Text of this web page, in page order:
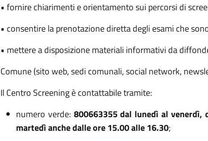
• fornire chiarimenti e orientamento sui percorsi di
• consentire la prenotazione diretta degli esami che
• mettere a disposizione materiali informativi da
Comune (sito web, sedi comunali, social network,
Il Centro Screening è contattabile tramite:
numero verde: 800663355 dal lunedì al venerdì,
martedì anche dalle ore 15.00 alle 16.30;